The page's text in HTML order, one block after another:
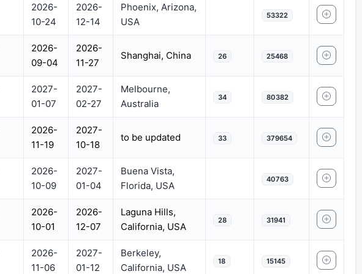
2026-
10-24
2026-
12-14
Phoenix, Arizona,
USA
53322
2026-
09-04
2026-
11-27
Shanghai, China 26 25468
2027-
01-07
2027-
02-27
Melbourne,
Australia
34 80382
2026-
11-19
2027-
10-18
to be updated 33 379654
2026-
10-09
2027-
01-04
Buena Vista,
Florida, USA
40763
2026-
10-01
2026-
12-07
Laguna Hills,
California, USA
28 31941
2026-
11-06
2027-
01-12
Berkeley,
California, USA
18 15145